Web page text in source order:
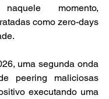
naquele momento,
como zero-days
uma segunda onda
peering maliciosas
executando uma